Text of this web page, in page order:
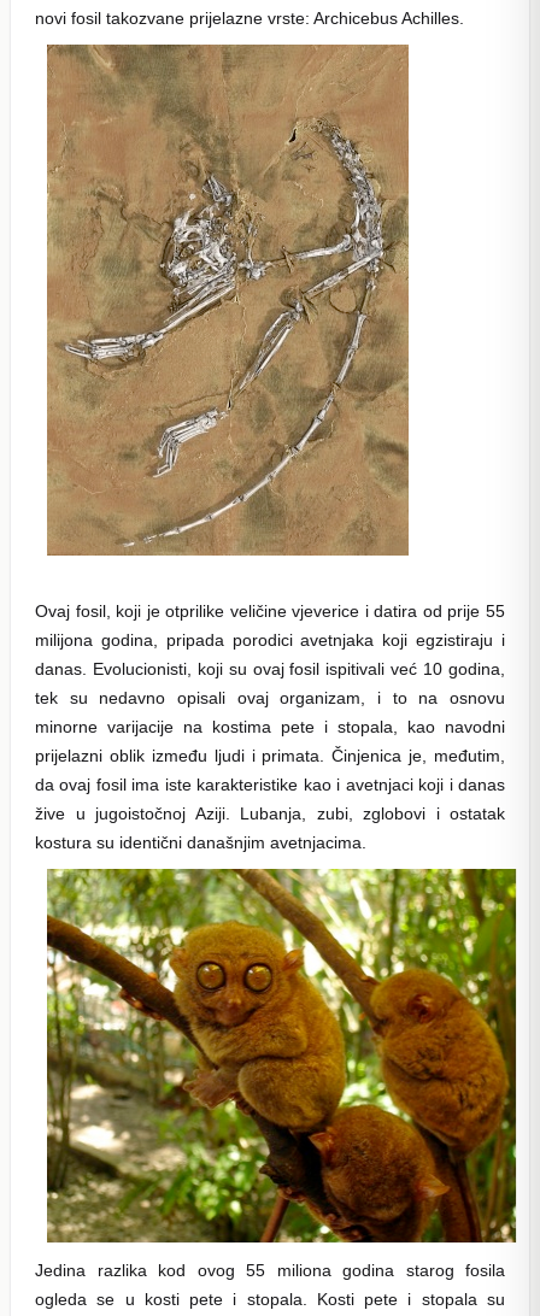
novi fosil takozvane prijelazne vrste: Archicebus Achilles.
Ovaj fosil, koji je otprilike veličine vjeverice i datira od prije 55
milijona godina, pripada porodici avetnjaka koji egzistiraju i
danas. Evolucionisti, koji su ovaj fosil ispitivali već 10 godina,
tek su nedavno opisali ovaj organizam, i to na osnovu
minorne varijacije na kostima pete i stopala, kao navodni
prijelazni oblik između ljudi i primata. Činjenica je, međutim,
da ovaj fosil ima iste karakteristike kao i avetnjaci koji i danas
žive u jugoistočnoj Aziji. Lubanja, zubi, zglobovi i ostatak
kostura su identični današnjim avetnjacima.
Jedina razlika kod ovog 55 miliona godina starog fosila
ogleda se u kosti pete i stopala. Kosti pete i stopala su